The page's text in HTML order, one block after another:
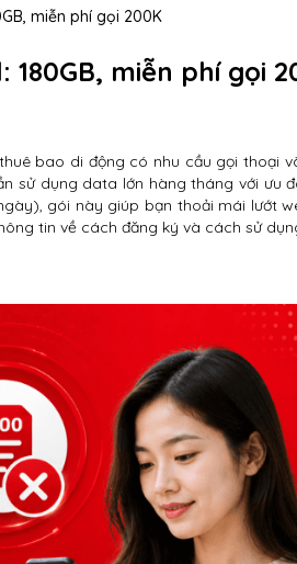
miễn phí gọi 200K
miễn phí gọi
bao di động có nhu cầu gọi thoại
sử dụng data lớn hàng tháng với ưu
gói này giúp bạn thoải mái lướt
tin về cách đăng ký và cách sử